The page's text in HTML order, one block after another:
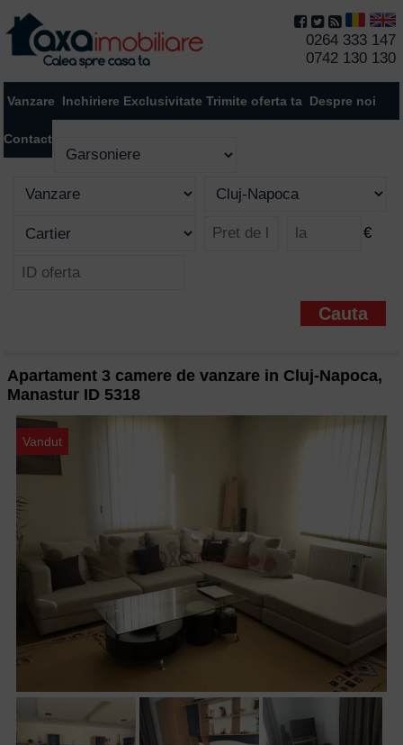
0264 333 147
0742 130 130
Vanzare Inchiriere Exclusivitate Trimite oferta ta Despre noi
Contact
€
Apartament 3 camere de vanzare in Cluj-Napoca,
Manastur ID 5318
Vandut